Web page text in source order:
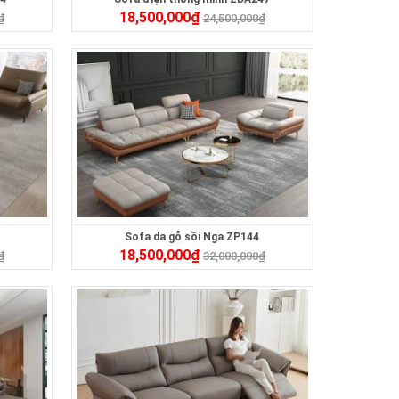
18,500,000₫ 24,500,000₫
Sofa da gỗ sồi Nga ZP144
18,500,000₫ 32,000,000₫